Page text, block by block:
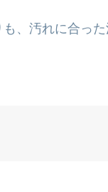
、汚れに合っ